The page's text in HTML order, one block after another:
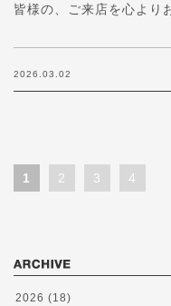
皆様の、ご来店を心より
2026.03.02
1 2 3 4
2026 (18)